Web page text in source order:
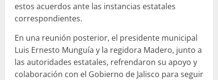
estos acuerdos ante las instancias estatales
correspondientes.
En una reunión posterior, el presidente municipal
Luis Ernesto Munguía y la regidora Madero, junto a
las autoridades estatales, refrendaron su apoyo y
colaboración con el Gobierno de Jalisco para seguir